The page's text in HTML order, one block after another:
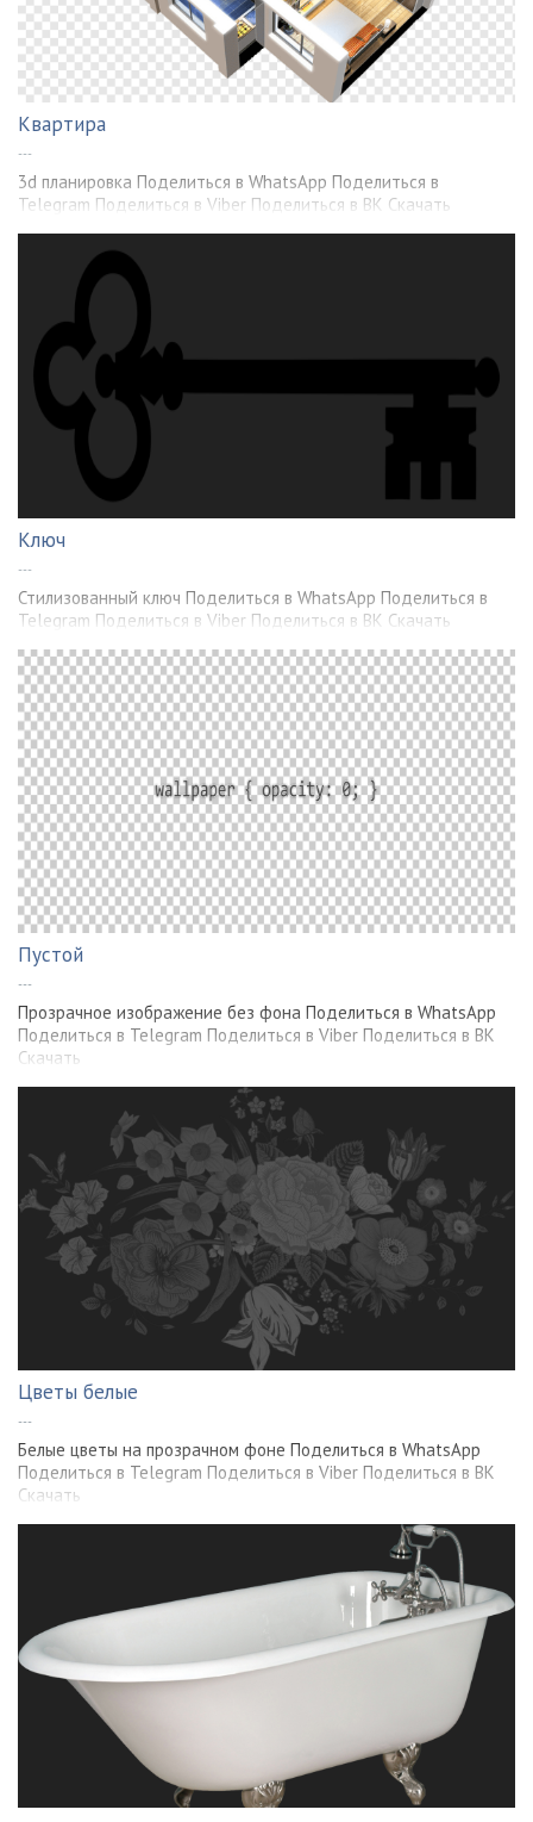
Квартира
---
3d планировка Поделиться в WhatsApp Поделиться в
Telegram Поделиться в Viber Поделиться в ВК Скачать
Ключ
---
Стилизованный ключ Поделиться в WhatsApp Поделиться в
Telegram Поделиться в Viber Поделиться в ВК Скачать
Пустой
---
Прозрачное изображение без фона Поделиться в WhatsApp
Поделиться в Telegram Поделиться в Viber Поделиться в ВК
Скачать
Цветы белые
---
Белые цветы на прозрачном фоне Поделиться в WhatsApp
Поделиться в Telegram Поделиться в Viber Поделиться в ВК
Скачать